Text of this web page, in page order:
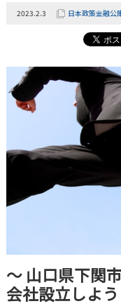
2023.2.3 日本政策金融公
～ 山口県下関
会社設立しよ